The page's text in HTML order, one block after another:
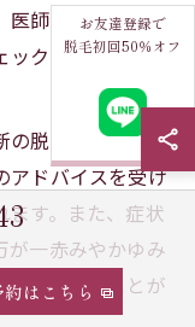
医師や専門スタッ
ックを行う施設を
の脱毛機器を使用
アドバイスを受け
ます。また、症状
が一赤みやかゆみ
整っていることが
お友達登録で
脱毛初回50％オフ
約はこちら